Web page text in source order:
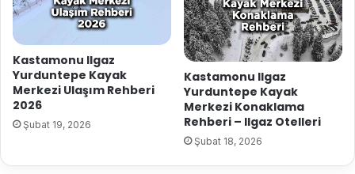
Kastamonu Ilgaz
Yurduntepe Kayak
Merkezi Ulaşım Rehberi
2026
Şubat 19, 2026
Kastamonu Ilgaz
Yurduntepe Kayak
Merkezi Konaklama
Rehberi – Ilgaz Otelleri
Şubat 18, 2026